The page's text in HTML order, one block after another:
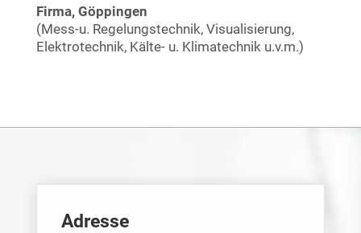
Firma, Göppingen
(Mess-u. Regelungstechnik, Visualisierung,
Elektrotechnik, Kälte- u. Klimatechnik u.v.m.)
Adresse